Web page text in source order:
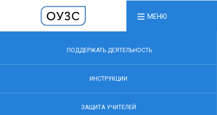
МЕНЮ
ПОДДЕРЖАТЬ ДЕЯТЕЛЬНОСТЬ
ИНСТРУКЦИИ
ЗАЩИТА УЧИТЕЛЕЙ